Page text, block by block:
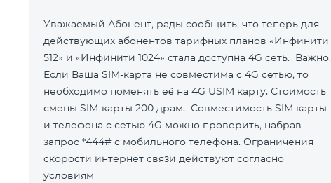
Уважаемый Абонент, рады сообщить, что теперь для
действующих абонентов тарифных планов «Инфинити
512» и «Инфинити 1024» стала доступна 4G сеть. Важно.
Если Ваша SIM-карта не совместима с 4G сетью, то
необходимо поменять её на 4G USIM карту. Стоимость
смены SIM-карты 200 драм. Совместимость SIM карты
и телефона с сетью 4G можно проверить, набрав
запрос *444# с мобильного телефона. Ограничения
скорости интернет связи действуют согласно
условиям